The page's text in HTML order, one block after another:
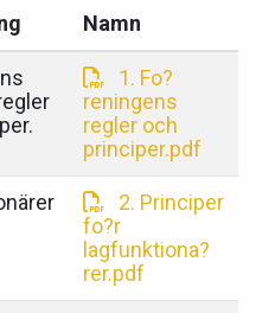
Namn
1. Fo?
reningens
regler och
principer.pdf
2. Principer
fo?r
lagfunktiona?
rer.pdf